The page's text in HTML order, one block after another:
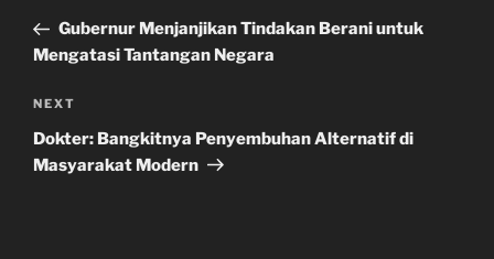
PostGubernur Menjanjikan Tindakan Berani untuk
Mengatasi Tantangan Negara
Next
Post
NEXT
Dokter: Bangkitnya Penyembuhan Alternatif di
Masyarakat Modern